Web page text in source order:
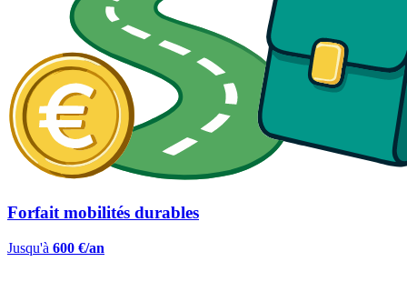
Forfait mobilités durables
Jusqu'à 600 €/an